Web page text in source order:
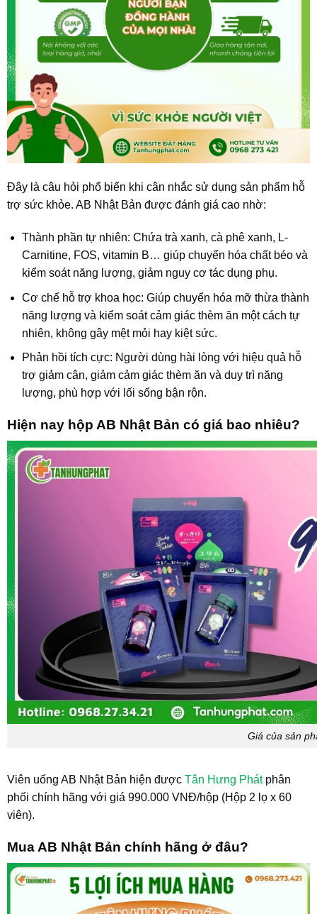
Đây là câu hỏi phổ biến khi cân nhắc sử dụng sản phẩm hỗ
trợ sức khỏe. AB Nhật Bản được đánh giá cao nhờ:
Thành phần tự nhiên: Chứa trà xanh, cà phê xanh, L-
Carnitine, FOS, vitamin B… giúp chuyển hóa chất béo và
kiểm soát năng lượng, giảm nguy cơ tác dụng phụ.
Cơ chế hỗ trợ khoa học: Giúp chuyển hóa mỡ thừa thành
năng lượng và kiểm soát cảm giác thèm ăn một cách tự
nhiên, không gây mệt mỏi hay kiệt sức.
Phản hồi tích cực: Người dùng hài lòng với hiệu quả hỗ
trợ giảm cân, giảm cảm giác thèm ăn và duy trì năng
lượng, phù hợp với lối sống bận rộn.
Hiện nay hộp AB Nhật Bản có giá bao nhiêu?
Giá của sản
Viên uống AB Nhật Bản hiện được Tân Hưng Phát phân
phối chính hãng với giá 990.000 VNĐ/hộp (Hộp 2 lọ x 60
viên).
Mua AB Nhật Bản chính hãng ở đâu?